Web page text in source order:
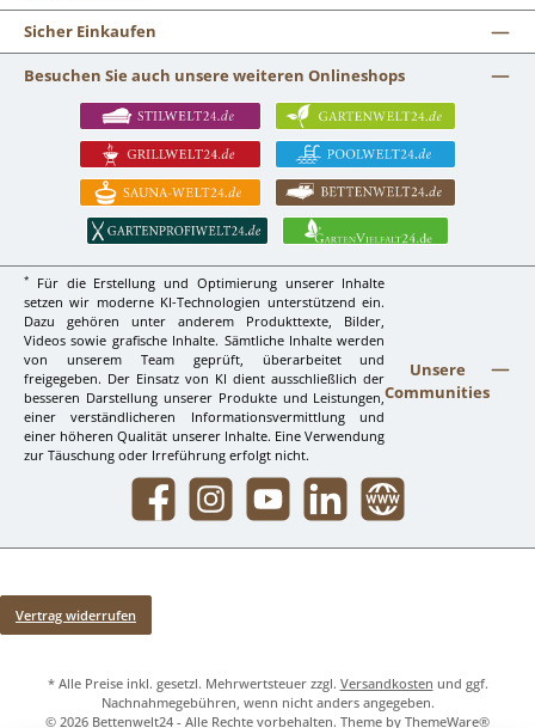
Sicher Einkaufen
Besuchen Sie auch unsere weiteren Onlineshops
*
Für die Erstellung und Optimierung unserer Inhalte
setzen wir moderne KI-Technologien unterstützend ein.
Dazu gehören unter anderem Produkttexte, Bilder,
Videos sowie grafische Inhalte. Sämtliche Inhalte werden
von unserem Team geprüft, überarbeitet und
freigegeben. Der Einsatz von KI dient ausschließlich der
besseren Darstellung unserer Produkte und Leistungen,
einer verständlicheren Informationsvermittlung und
einer höheren Qualität unserer Inhalte. Eine Verwendung
zur Täuschung oder Irreführung erfolgt nicht.
Unsere
Communities
Facebook InstagramYouTube LinkedIn Website
Vertrag widerrufen
* Alle Preise inkl. gesetzl. Mehrwertsteuer zzgl. Versandkosten und ggf.
Nachnahmegebühren, wenn nicht anders angegeben.
© 2026 Bettenwelt24 - Alle Rechte vorbehalten. Theme by ThemeWare®